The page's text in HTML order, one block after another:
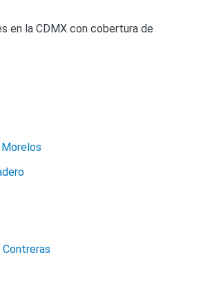
en la CDMX con cobertura de
Morelos
Contreras